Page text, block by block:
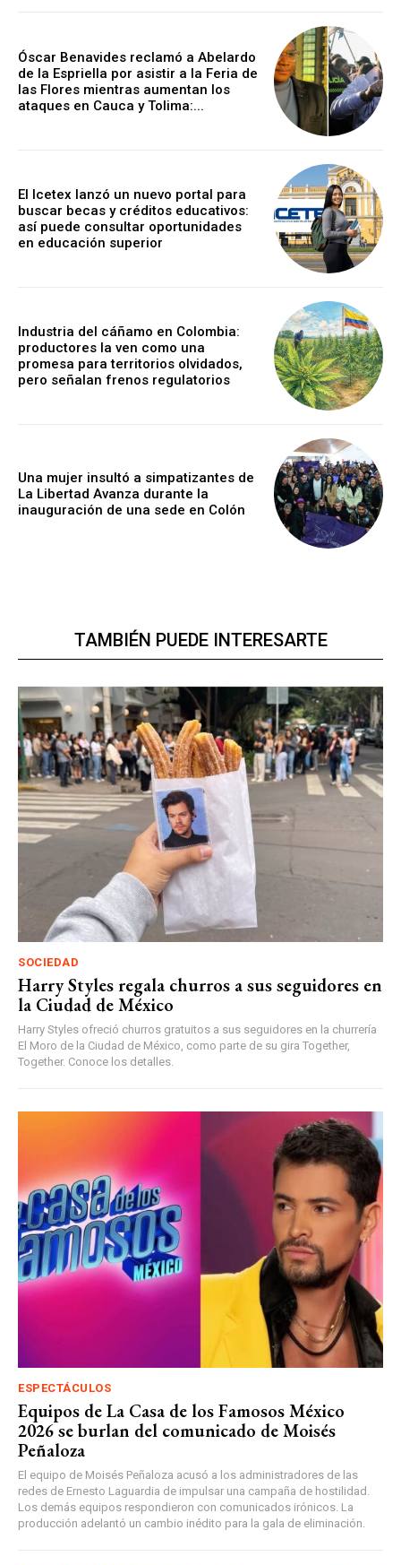
Óscar Benavides reclamó a Abelardo
de la Espriella por asistir a la Feria de
las Flores mientras aumentan los
ataques en Cauca y Tolima:...
El Icetex lanzó un nuevo portal para
buscar becas y créditos educativos:
así puede consultar oportunidades
en educación superior
Industria del cáñamo en Colombia:
productores la ven como una
promesa para territorios olvidados,
pero señalan frenos regulatorios
Una mujer insultó a simpatizantes de
La Libertad Avanza durante la
inauguración de una sede en Colón
TAMBIÉN PUEDE INTERESARTE
SOCIEDAD
Harry Styles regala churros a sus seguidores en
la Ciudad de México
Harry Styles ofreció churros gratuitos a sus seguidores en la churrería
El Moro de la Ciudad de México, como parte de su gira Together,
Together. Conoce los detalles.
ESPECTÁCULOS
Equipos de La Casa de los Famosos México
2026 se burlan del comunicado de Moisés
Peñaloza
El equipo de Moisés Peñaloza acusó a los administradores de las
redes de Ernesto Laguardia de impulsar una campaña de hostilidad.
Los demás equipos respondieron con comunicados irónicos. La
producción adelantó un cambio inédito para la gala de eliminación.